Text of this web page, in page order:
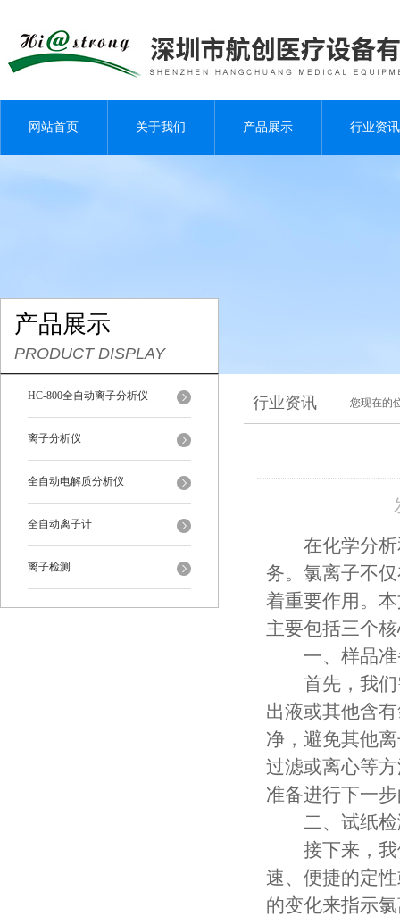
网站首页 关于我们 产品展示 行业资讯
产品展示
PRODUCT DISPLAY
HC-800全自动离子分析仪
离子分析仪
全自动电解质分析仪
全自动离子计
离子检测
行业资讯 您现在的
在化学分析
务。氯离子不
着重要作用。
主要包括三个
一、样品准
首先，我们需
出液或其他含
净，避免其他
过滤或离心等
准备进行下一
二、试纸检
接下来，我们
速、便捷的定
的变化来指示